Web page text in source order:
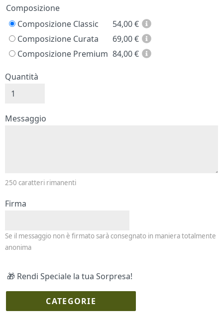
Prezzo
Composizione
Composizione Classic
54,00€
Composizione Curata
69,00€
Composizione Premium 84,00€
Quantità
Messaggio e firma
Messaggio
250 caratteri rimanenti
Firma
Se il messaggio non è firmato sarà consegnato in maniera totalmente
anonima
🎁 Rendi Speciale la tua Sorpresa!
CATEGORIE